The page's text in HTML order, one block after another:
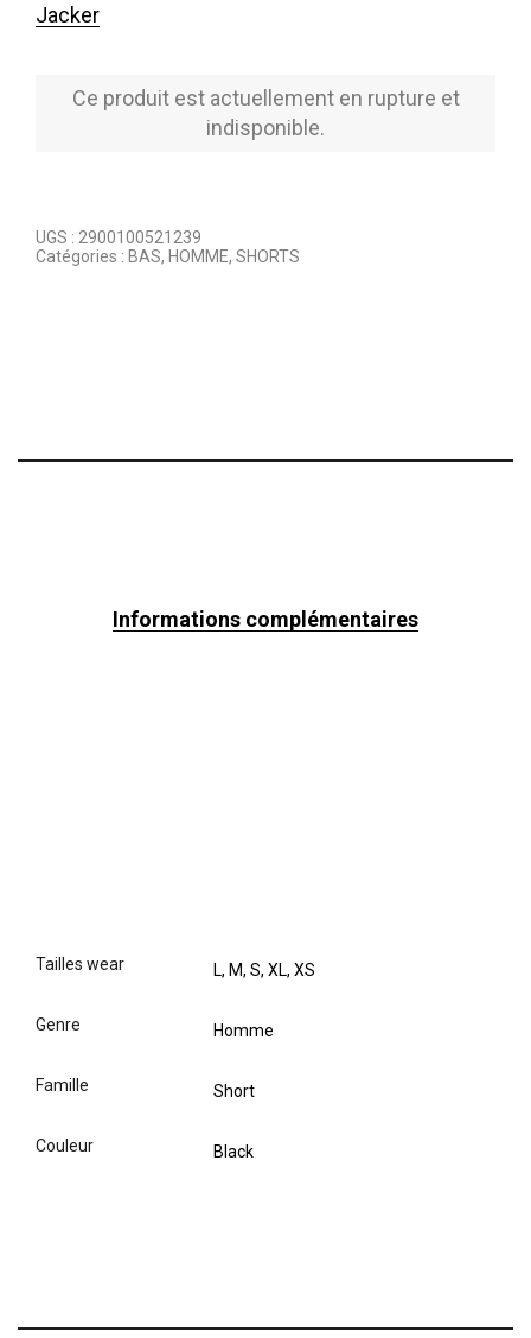
Jacker
Ce produit est actuellement en rupture et
indisponible.
UGS : 2900100521239
Catégories : BAS, HOMME, SHORTS
Informations complémentaires
tailles wear L, M, S, XL, XS
genre Homme
famille Short
couleur Black